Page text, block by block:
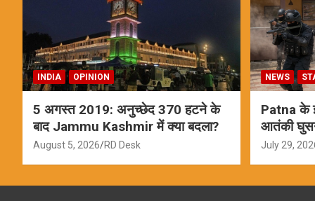
INDIA OPINION
5 अगस्त 2019: अनुच्छेद 370 हटने के
बाद Jammu Kashmir में क्या बदला?
August 5, 2026 RD Desk
NEWS
Patna के
आतंकी
ऑपरेशन;
July 29,